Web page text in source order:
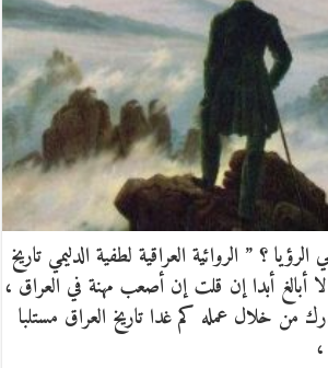
؟ ” الروائية العراقية لطفية الدليمي تاريخ
أبالغ أبدا إن قلت إن أصعب مهنة في العراق ،
من خلال عمله كم غدا تاريخ العراق مستلبا